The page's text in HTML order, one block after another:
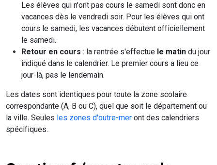
Les élèves qui n'ont pas cours le samedi sont donc en
vacances dès le vendredi soir. Pour les élèves qui ont
cours le samedi, les vacances débutent officiellement
le samedi.
Retour en cours : la rentrée s'effectue le matin du jour
indiqué dans le calendrier. Le premier cours a lieu ce
jour-là, pas le lendemain.
Les dates sont identiques pour toute la zone scolaire
correspondante (A, B ou C), quel que soit le département ou
la ville. Seules les zones d'outre-mer ont des calendriers
spécifiques.